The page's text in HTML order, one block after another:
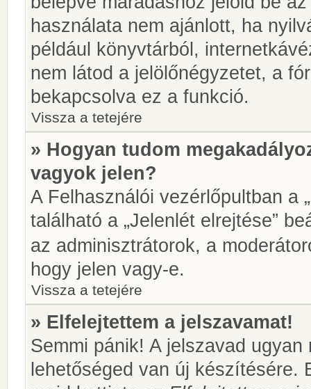
használata nem ajánlott, ha
például könyvtárból,
nem látod a jelölőnégyzetet, a
bekapcsolva ez a funkció.
Vissza a tetejére
» Hogyan tudom
vagyok jelen?
A Felhasználói vezérlőpultban a
található a „Jelenlét elrejtése”
az adminisztrátorok, a
hogy jelen vagy-e.
Vissza a tetejére
» Elfelejtettem a jelszavamat!
Semmi pánik! A jelszavad
lehetőséged van új készítésére.